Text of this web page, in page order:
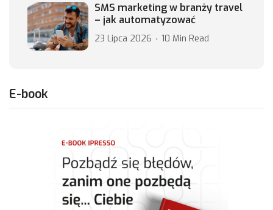
SMS marketing w branży travel
– jak automatyzować
23 Lipca 2026 10 Min Read
E-book